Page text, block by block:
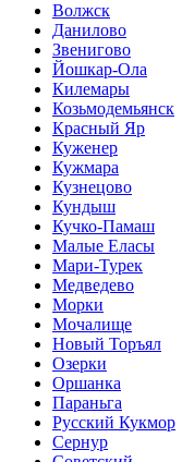
Волжск
Данилово
Звенигово
Йошкар-Ола
Килемары
Козьмодемьянск
Красный Яр
Куженер
Кужмара
Кузнецово
Кундыш
Кучко-Памаш
Малые Еласы
Мари-Турек
Медведево
Морки
Мочалище
Новый Торъял
Озерки
Оршанка
Параньга
Русский Кукмор
Сернур